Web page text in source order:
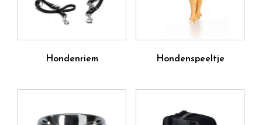
Hondenriem Hondenspeeltje